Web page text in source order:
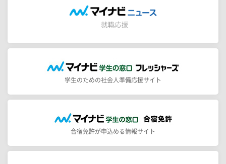
学生のための社会人準備応援サイト
合宿免許が申込める情報サイト